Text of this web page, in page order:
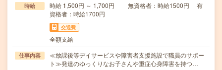
時給
時給 1,500円 ～ 1,700円 無資格者：時給1500円 有
資格者：時給1700円
交通費
全額支給
仕事内容
≪放課後等デイサービスや障害者支援施設で職員のサポー
ト≫発達のゆっくりなお子さんや重症心身障害を持つ…